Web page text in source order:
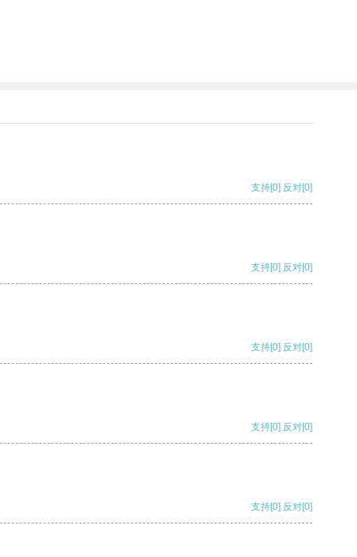
支持[0] 反对[0]
支持[0] 反对[0]
支持[0] 反对[0]
支持[0] 反对[0]
支持[0] 反对[0]